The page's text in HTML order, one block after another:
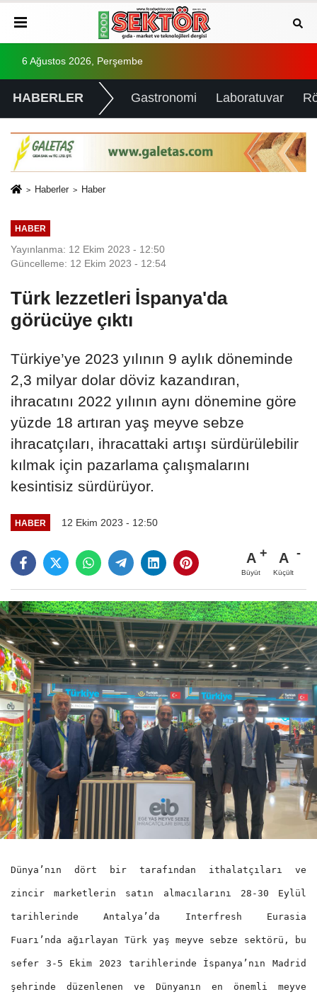
6 Ağustos 2026, Perşembe
HABERLER Gastronomi Laboratuvar
Haberler Haber
HABER
Yayınlanma: 12 Ekim 2023 - 12:50
Güncelleme: 12 Ekim 2023 - 12:54
Türk lezzetleri İspanya'da
görücüye çıktı
Türkiye’ye 2023 yılının 9 aylık döneminde
2,3 milyar dolar döviz kazandıran,
ihracatını 2022 yılının aynı dönemine göre
yüzde 18 artıran yaş meyve sebze
ihracatçıları, ihracattaki artışı sürdürülebilir
kılmak için pazarlama çalışmalarını
kesintisiz sürdürüyor.
HABER 12 Ekim 2023 - 12:50
A
Büyüt
A
Küçült
Dünya’nın dört bir tarafından ithalatçıları ve
zincir marketlerin satın almacılarını 28-30 Eylül
tarihlerinde Antalya’da Interfresh Eurasia
Fuarı’nda ağırlayan Türk yaş meyve sebze sektörü, bu
sefer 3-5 Ekim 2023 tarihlerinde İspanya’nın Madrid
şehrinde düzenlenen ve Dünyanın en önemli meyve